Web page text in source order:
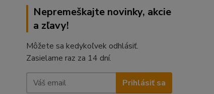
Nepremeškajte novinky, akcie
a zľavy!
Môžete sa kedykoľvek odhlásiť.
Zasielame raz za 14 dní.
Prihlásiť sa